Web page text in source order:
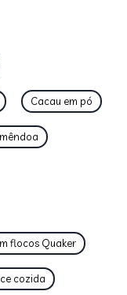
Cacau em pó
flocos Quaker
cozida